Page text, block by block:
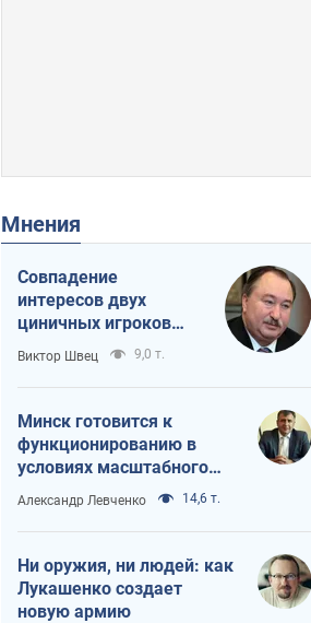
Мнения
Совпадение
интересов двух
циничных игроков
или тайный план
Трампа и Путина?
Виктор Швец 9,0 т.
Минск готовится к
функционированию в
условиях масштабного
военного кризиса
Александр Левченко 14,6 т.
Ни оружия, ни людей: как
Лукашенко создает
новую армию